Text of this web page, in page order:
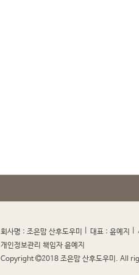
회사명 : 조은맘 산후도우미 대표 : 윤예지
개인정보관리 책임자 윤예지
Copyright
2018 조은맘 산후도우미. All